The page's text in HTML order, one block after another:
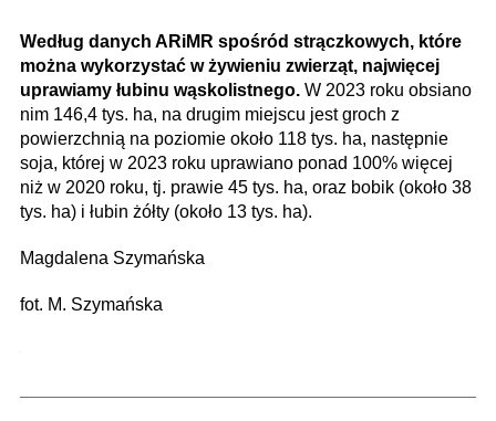
Według danych ARiMR spośród strączkowych, które
można wykorzystać w żywieniu zwierząt, najwięcej
uprawiamy łubinu wąskolistnego. W 2023 roku obsiano
nim 146,4 tys. ha, na drugim miejscu jest groch z
powierzchnią na poziomie około 118 tys. ha, następnie
soja, której w 2023 roku uprawiano ponad 100% więcej
niż w 2020 roku, tj. prawie 45 tys. ha, oraz bobik (około 38
tys. ha) i łubin żółty (około 13 tys. ha).
Magdalena Szymańska
fot. M. Szymańska